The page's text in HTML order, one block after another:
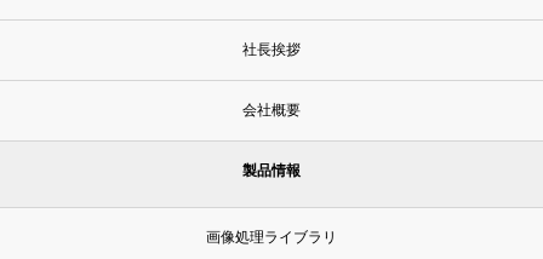
社長挨拶
会社概要
製品情報
画像処理ライブラリ